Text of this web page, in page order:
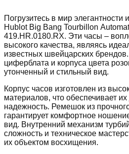
Погрузитесь в мир элегантности
Hublot Big Bang Tourbillon
419.HR.0180.RX. Эти часы –
высокого качества, являясь
известных швейцарских
циферблата и корпуса цвета
утонченный и стильный вид.
Корпус часов изготовлен из
материалов, что обеспечивает их
надежность. Ремешок из
гарантирует комфортное
вид. Внутренний механизм
сложность и техническое
их объектом восхищения.